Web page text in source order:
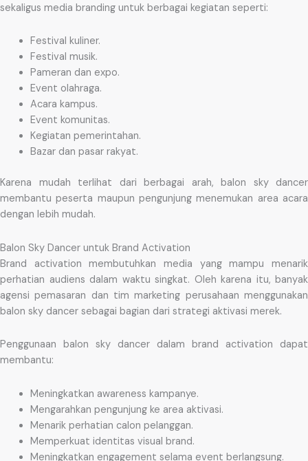
sekaligus media branding untuk berbagai kegiatan seperti:
Festival kuliner.
Festival musik.
Pameran dan expo.
Event olahraga.
Acara kampus.
Event komunitas.
Kegiatan pemerintahan.
Bazar dan pasar rakyat.
Karena mudah terlihat dari berbagai arah, balon sky dancer
membantu peserta maupun pengunjung menemukan area acara
dengan lebih mudah.
Balon Sky Dancer untuk Brand Activation
Brand activation membutuhkan media yang mampu menarik
perhatian audiens dalam waktu singkat. Oleh karena itu, banyak
agensi pemasaran dan tim marketing perusahaan menggunakan
balon sky dancer sebagai bagian dari strategi aktivasi merek.
Penggunaan balon sky dancer dalam brand activation dapat
membantu:
Meningkatkan awareness kampanye.
Mengarahkan pengunjung ke area aktivasi.
Menarik perhatian calon pelanggan.
Memperkuat identitas visual brand.
Meningkatkan engagement selama event berlangsung.